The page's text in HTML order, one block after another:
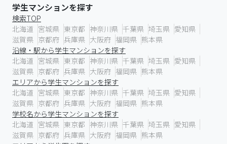
学生マンションを探す
検索TOP
北海道 宮城県 東京都 神奈川県 千葉県 埼玉県 愛知県
滋賀県 京都府 兵庫県 大阪府 福岡県 熊本県
沿線・駅から学生マンションを探す
北海道 宮城県 東京都 神奈川県 千葉県 埼玉県 愛知県
滋賀県 京都府 兵庫県 大阪府 福岡県 熊本県
エリアから学生マンションを探す
北海道 宮城県 東京都 神奈川県 千葉県 埼玉県 愛知県
滋賀県 京都府 兵庫県 大阪府 福岡県 熊本県
学校名から学生マンションを探す
北海道 宮城県 東京都 神奈川県 千葉県 埼玉県 愛知県
滋賀県 京都府 兵庫県 大阪府 福岡県 熊本県